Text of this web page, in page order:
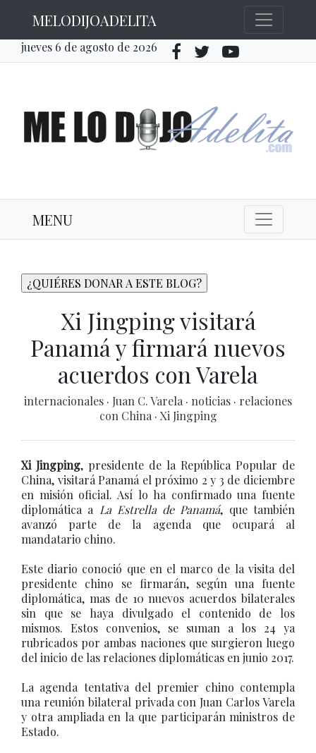
MELODIJOADELITA
jueves 6 de agosto de 2026
MENU
Xi Jingping visitará
Panamá y firmará nuevos
acuerdos con Varela
internacionales · Juan C. Varela · noticias · relaciones
con China · Xi Jingping
Xi Jingping, presidente de la República Popular de
China, visitará Panamá el próximo 2 y 3 de diciembre
en misión oficial. Así lo ha confirmado una fuente
diplomática a La Estrella de Panamá, que también
avanzó parte de la agenda que ocupará al
mandatario chino.
Este diario conoció que en el marco de la visita del
presidente chino se firmarán, según una fuente
diplomática, mas de 10 nuevos acuerdos bilaterales
sin que se haya divulgado el contenido de los
mismos. Estos convenios, se suman a los 24 ya
rubricados por ambas naciones que surgieron luego
del inicio de las relaciones diplomáticas en junio 2017.
La agenda tentativa del premier chino contempla
una reunión bilateral privada con Juan Carlos Varela
y otra ampliada en la que participarán ministros de
Estado.